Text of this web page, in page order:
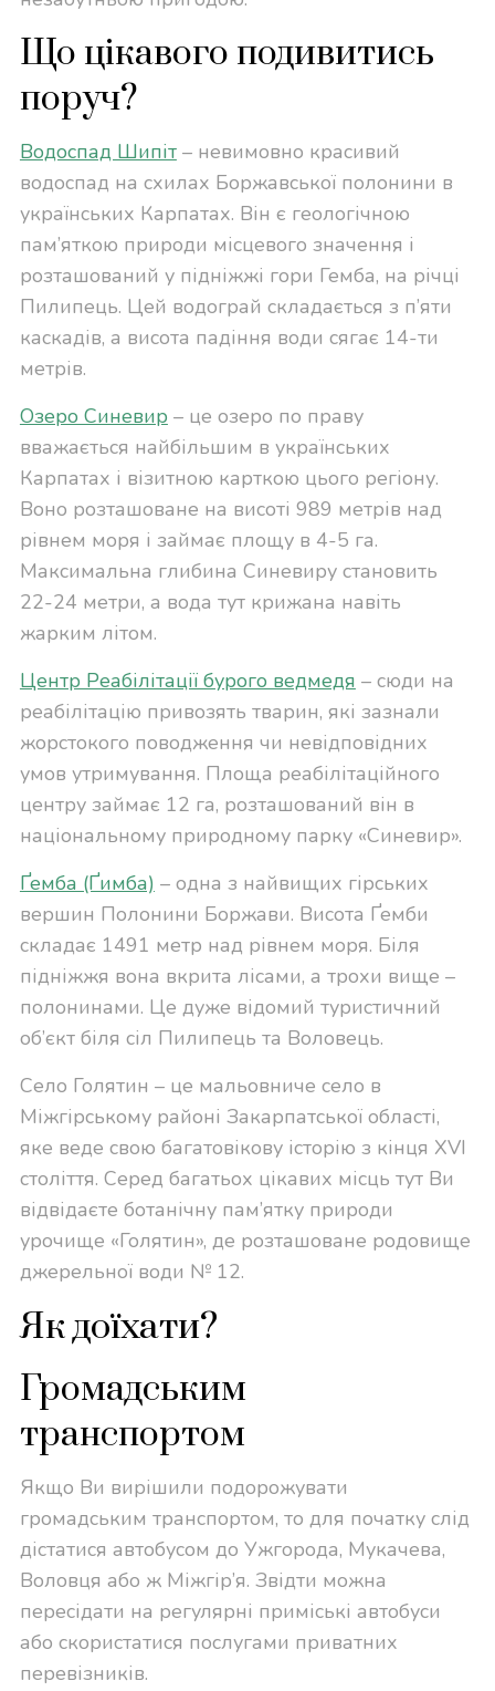
Що цікавого подивитись
поруч?
Водоспад Шипіт– невимовно красивий
водоспад на схилах Боржавської полонини в
українських Карпатах. Він є геологічною
пам’яткою природи місцевого значення і
розташований у підніжжі гори Гемба, на річці
Пилипець. Цей водограй складається з п’яти
каскадів, а висота падіння води сягає 14-ти
метрів.
Озеро Синевир – це озеро по праву
вважається найбільшим в українських
Карпатах і візитною карткою цього регіону.
Воно розташоване на висоті 989 метрів над
рівнем моря і займає площу в 4-5 га.
Максимальна глибина Синевиру становить
22-24 метри, а вода тут крижана навіть
жарким літом.
Центр Реабілітації бурого ведмедя – сюди на
реабілітацію привозять тварин, які зазнали
жорстокого поводження чи невідповідних
умов утримування. Площа реабілітаційного
центру займає 12 га, розташований він в
національному природному парку «Синевир».
Ґемба (Ґимба) – одна з найвищих гірських
вершин Полонини Боржави. Висота Ґемби
складає 1491 метр над рівнем моря. Біля
підніжжя вона вкрита лісами, а трохи вище –
полонинами. Це дуже відомий туристичний
об’єкт біля сіл Пилипець та Воловець.
Село Голятин – це мальовниче село в
Міжгірському районі Закарпатської області,
яке веде свою багатовікову історію з кінця XVI
століття. Серед багатьох цікавих місць тут Ви
відвідаєте ботанічну пам’ятку природи
урочище «Голятин», де розташоване родовище
джерельної води № 12.
Як доїхати?
Громадським
транспортом
Якщо Ви вирішили подорожувати
громадським транспортом, то для початку слід
дістатися автобусом до Ужгорода, Мукачева,
Воловця або ж Міжгір’я. Звідти можна
пересідати на регулярні приміські автобуси
або скористатися послугами приватних
перевізників.